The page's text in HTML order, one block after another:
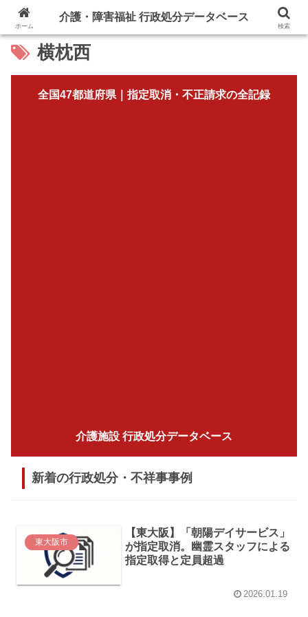
横枕西
全国47都道府県｜指定取消・不正請求の全記録
介護施設 行政処分データベース
新着の行政処分・不祥事事例
東大阪市
【東大阪】「朝陽デイサービス」
が指定取消。幽霊スタッフによる
指定取得と定員超過
2026.01.19
ホーム
介護・障害福祉 行政処分データベース
検索